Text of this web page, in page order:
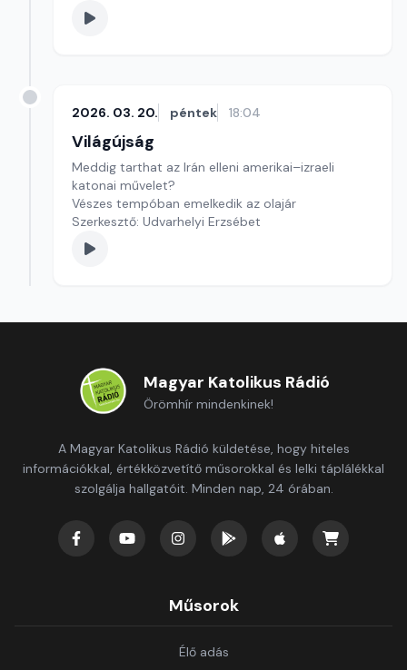
2026. 03. 20. péntek 18:04
Világújság
Meddig tarthat az Irán elleni amerikai–izraeli
katonai művelet?
Vészes tempóban emelkedik az olajár
Szerkesztő: Udvarhelyi Erzsébet
Magyar Katolikus Rádió
Örömhír mindenkinek!
A Magyar Katolikus Rádió küldetése, hogy hiteles
információkkal, értékközvetítő műsorokkal és lelki táplálékkal
szolgálja hallgatóit. Minden nap, 24 órában.
Műsorok
Élő adás